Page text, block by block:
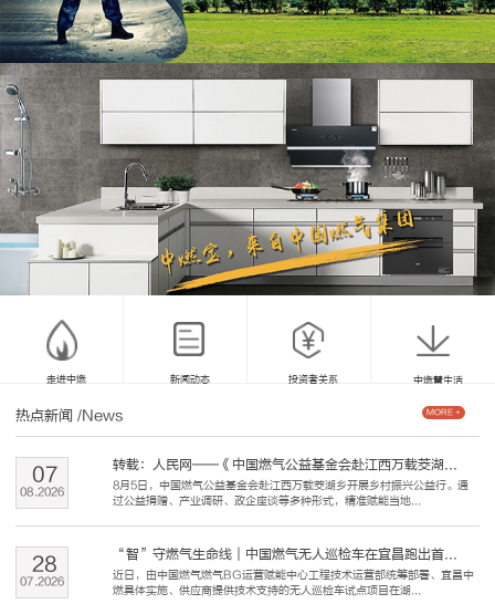
走进中燃 新闻动态 投资者关系 中燃慧生活
热点新闻 /News
转载：人民网——《中国燃气公益基金会赴江西万载茭湖...
8月5日，中国燃气公益基金会赴江西万载茭湖乡开展乡村振兴公益行。通
过公益捐赠、产业调研、政企座谈等多种形式，精准赋能当地...
08.2026
07
“智”守燃气生命线｜中国燃气无人巡检车在宜昌跑出首...
近日，由中国燃气燃气BG运营赋能中心工程技术运营部统筹部署、宜昌中
燃具体实施、供应商提供技术支持的无人巡检车试点项目在湖...
07.2026
28
MORE +